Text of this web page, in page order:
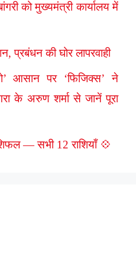
को मुख्यमंत्री कार्यालय में
प्रबंधन की घोर लापरवाही
आसान पर ‘फिजिक्स’ ने
के अरुण शर्मा से जानें पूरा
— सभी 12 राशियाँ 💠